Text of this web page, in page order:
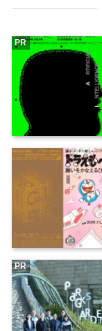
PR
PR